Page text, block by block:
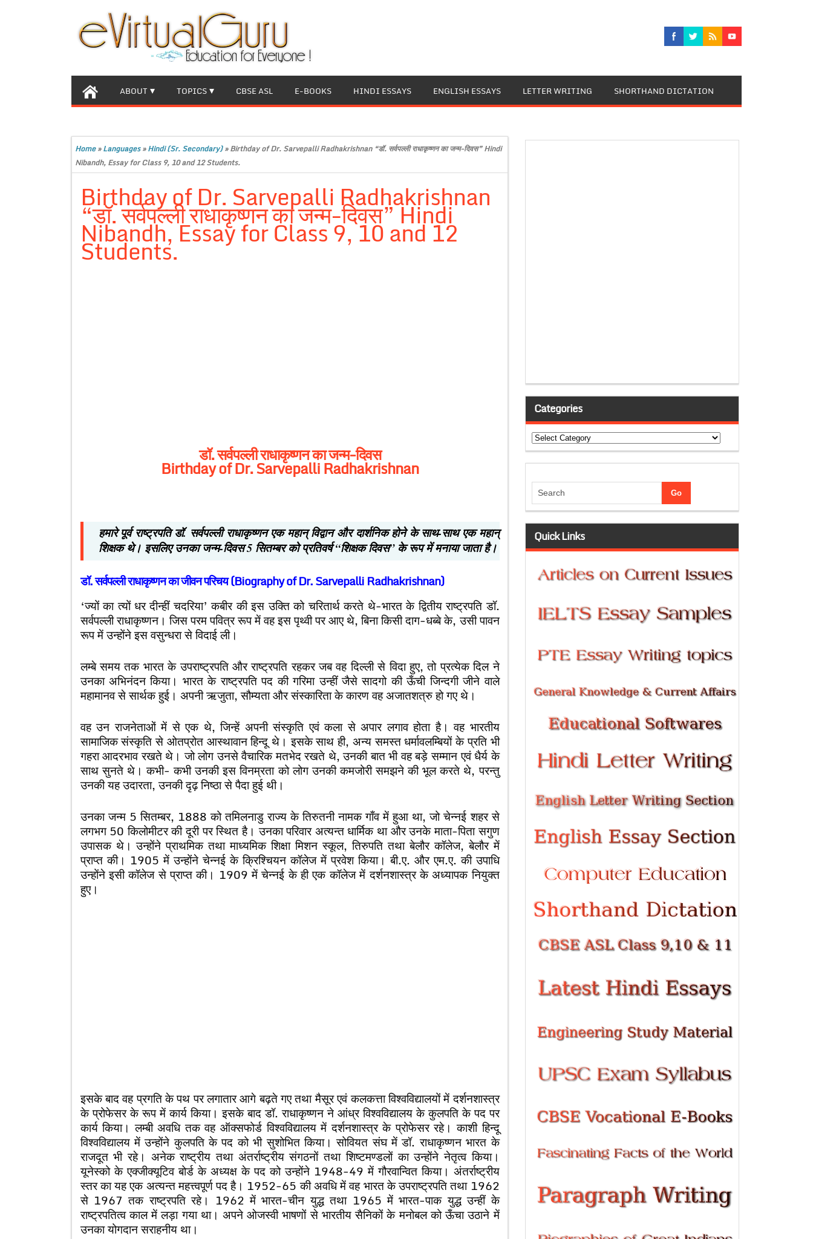
ABOUT TOPICS CBSE ASL E-BOOKS HINDI ESSAYS ENGLISH ESSAYS LETTER WRITING SHORTHAND DICTATION
Home»Languages»Hindi (Sr. Secondary)»Birthday of Dr. Sarvepalli Radhakrishnan “डॉ. सर्वपल्ली राधाकृष्णन का जन्म-दिवस” Hindi
Nibandh, Essay for Class 9, 10 and 12 Students.
Birthday of Dr. Sarvepalli Radhakrishnan
“डॉ. सर्वपल्ली राधाकृष्णन का जन्म-दिवस” Hindi
Nibandh, Essay for Class 9, 10 and 12
Students.
डॉ. सर्वपल्ली राधाकृष्णन का जन्म-दिवस
Birthday of Dr. Sarvepalli Radhakrishnan
हमारे पूर्व राष्ट्रपति डॉ. सर्वपल्ली राधाकृष्णन एक महान् विद्वान और दार्शनिक होने के साथ-साथ एक महान्
शिक्षक थे। इसलिए उनका जन्म-दिवस 5 सितम्बर को प्रतिवर्ष “शिक्षक दिवस” के रूप में मनाया जाता है।
डॉ. सर्वपल्ली राधाकृष्णन का जीवन परिचय (Biography of Dr. Sarvepalli Radhakrishnan)
‘ज्यों का त्यों धर दीन्हीं चदरिया’ कबीर की इस उक्ति को चरितार्थ करते थे-भारत के द्वितीय राष्ट्रपति डॉ.
सर्वपल्ली राधाकृष्णन। जिस परम पवित्र रूप में वह इस पृथ्वी पर आए थे, बिना किसी दाग-धब्बे के, उसी पावन
रूप में उन्होंने इस वसुन्धरा से विदाई ली।
लम्बे समय तक भारत के उपराष्ट्रपति और राष्ट्रपति रहकर जब वह दिल्ली से विदा हुए, तो प्रत्येक दिल ने
उनका अभिनंदन किया। भारत के राष्ट्रपति पद की गरिमा उन्हीं जैसे सादगो की ऊँची जिन्दगी जीने वाले
महामानव से सार्थक हुई। अपनी ऋजुता, सौम्यता और संस्कारिता के कारण वह अजातशत्रु हो गए थे।
वह उन राजनेताओं में से एक थे, जिन्हें अपनी संस्कृति एवं कला से अपार लगाव होता है। वह भारतीय
सामाजिक संस्कृति से ओतप्रोत आस्थावान हिन्दू थे। इसके साथ ही, अन्य समस्त धर्मावलम्बियों के प्रति भी
गहरा आदरभाव रखते थे। जो लोग उनसे वैचारिक मतभेद रखते थे, उनकी बात भी वह बड़े सम्मान एवं धैर्य के
साथ सुनते थे। कभी- कभी उनकी इस विनम्रता को लोग उनकी कमजोरी समझने की भूल करते थे, परन्तु
उनकी यह उदारता, उनकी दृढ़ निष्ठा से पैदा हुई थी।
उनका जन्म 5 सितम्बर, 1888 को तमिलनाडु राज्य के तिरुतनी नामक गाँव में हुआ था, जो चेन्नई शहर से
लगभग 50 किलोमीटर की दूरी पर स्थित है। उनका परिवार अत्यन्त धार्मिक था और उनके माता-पिता सगुण
उपासक थे। उन्होंने प्राथमिक तथा माध्यमिक शिक्षा मिशन स्कूल, तिरुपति तथा बेलौर कॉलेज, बेलौर में
प्राप्त की। 1905 में उन्होंने चेन्नई के क्रिश्चियन कॉलेज में प्रवेश किया। बी.ए. और एम.ए. की उपाधि
उन्होंने इसी कॉलेज से प्राप्त की। 1909 में चेन्नई के ही एक कॉलेज में दर्शनशास्त्र के अध्यापक नियुक्त
हुए।
इसके बाद वह प्रगति के पथ पर लगातार आगे बढ़ते गए तथा मैसूर एवं कलकत्ता विश्वविद्यालयों में दर्शनशास्त्र
के प्रोफेसर के रूप में कार्य किया। इसके बाद डॉ. राधाकृष्णन ने आंध्र विश्वविद्यालय के कुलपति के पद पर
कार्य किया। लम्बी अवधि तक वह ऑक्सफोर्ड विश्वविद्यालय में दर्शनशास्त्र के प्रोफेसर रहे। काशी हिन्दू
विश्वविद्यालय में उन्होंने कुलपति के पद को भी सुशोभित किया। सोवियत संघ में डॉ. राधाकृष्णन भारत के
राजदूत भी रहे। अनेक राष्ट्रीय तथा अंतर्राष्ट्रीय संगठनों तथा शिष्टमण्डलों का उन्होंने नेतृत्व किया।
यूनेस्को के एक्जीक्यूटिव बोर्ड के अध्यक्ष के पद को उन्होंने 1948-49 में गौरवान्वित किया। अंतर्राष्ट्रीय
स्तर का यह एक अत्यन्त महत्त्वपूर्ण पद है। 1952-65 की अवधि में वह भारत के उपराष्ट्रपति तथा 1962
से 1967 तक राष्ट्रपति रहे। 1962 में भारत-चीन युद्ध तथा 1965 में भारत-पाक युद्ध उन्हीं के
राष्ट्रपतित्व काल में लड़ा गया था। अपने ओजस्वी भाषणों से भारतीय सैनिकों के मनोबल को ऊँचा उठाने में
उनका योगदान सराहनीय था।
Categories
Categories
Quick Links